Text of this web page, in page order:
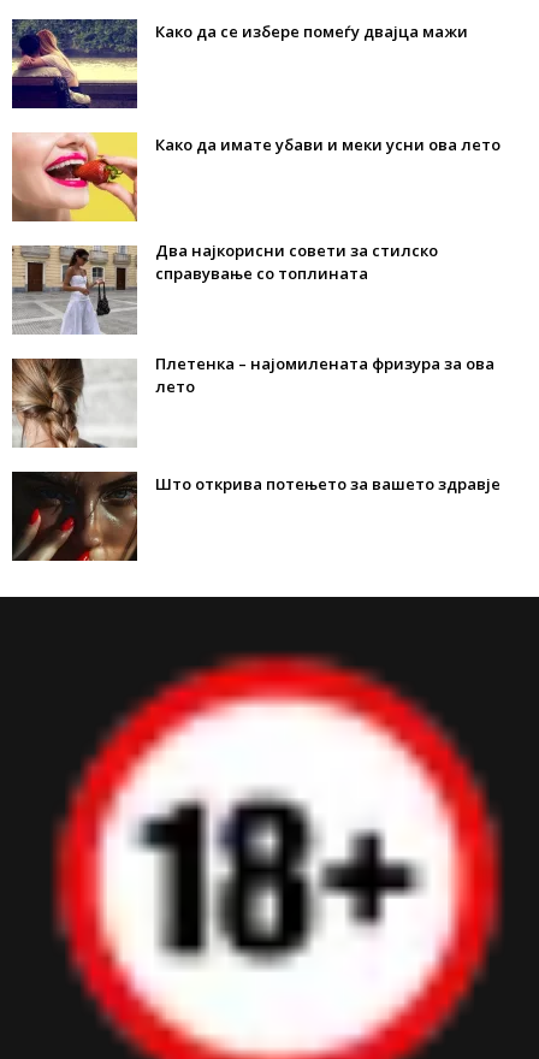
Како да се избере помеѓу двајца мажи
Како да имате убави и меки усни ова лето
Два најкорисни совети за стилско
справување со топлината
Плетенка – најомилената фризура за ова
лето
Што открива потењето за вашето здравје